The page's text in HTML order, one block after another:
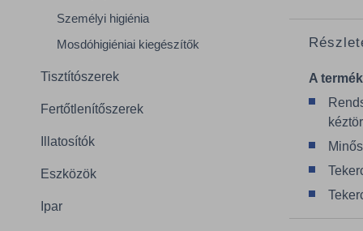
Személyi higiénia
Mosdóhigiéniai kiegészítők
Tisztítószerek
Fertőtlenítőszerek
Illatosítók
Eszközök
Ipar
A